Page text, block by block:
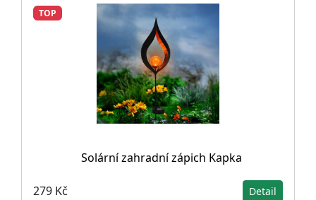
TOP
Solární zahradní zápich Kapka
279 Kč Detail